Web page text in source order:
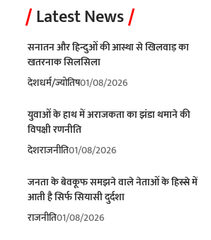
Latest News
सनातन और हिन्दुओं की आस्था से खिलवाड़ का
खतरनाक सिलसिला
देशधर्म/ज्योतिष01/08/2026
युवाओं के हाथ में अराजकता का झंडा थमाने की
विपक्षी रणनीति
देशराजनीति01/08/2026
जनता के बेवकूफ समझने वाले नेताओं के हिस्से में
आती है सिर्फ सियासी दुर्दशा
राजनीति01/08/2026